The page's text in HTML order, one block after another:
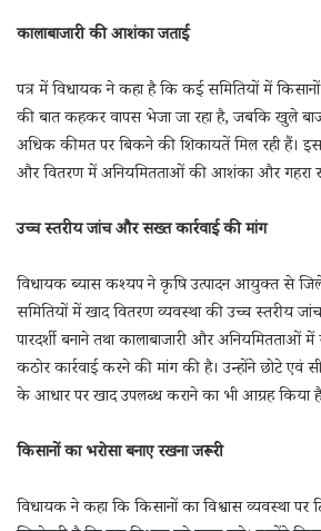
कालाबाजारी की आशंका जताई
पत्र में विधायक ने कहा है कि कई समितियों में
की बात कहकर वापस भेजा जा रहा है, जबकि खुले
अधिक कीमत पर बिकने की शिकायतें मिल रही हैं।
और वितरण में अनियमितताओं की आशंका और गहरा
उच्च स्तरीय जांच और सख्त कार्रवाई की मांग
विधायक ब्यास कश्यप ने कृषि उत्पादन आयुक्त से
समितियों में खाद वितरण व्यवस्था की उच्च स्तरीय
पारदर्शी बनाने तथा कालाबाजारी और अनियमितताओं
कठोर कार्रवाई करने की मांग की है। उन्होंने छोटे एवं
के आधार पर खाद उपलब्ध कराने का भी आग्रह किया
किसानों का भरोसा बनाए रखना जरूरी
विधायक ने कहा कि किसानों का विश्वास व्यवस्था